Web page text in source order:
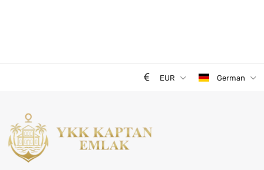
EUR German